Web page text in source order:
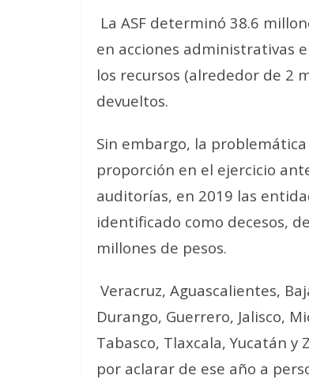
La ASF determinó 38.6
en acciones administrativas
los recursos (alrededor de 2
devueltos.
Sin embargo, la
proporción en el ejercicio
auditorías, en 2019 las
identificado como decesos,
millones de pesos.
Veracruz, Aguascalientes,
Durango, Guerrero, Jalisco,
Tabasco, Tlaxcala, Yucatán
por aclarar de ese año a